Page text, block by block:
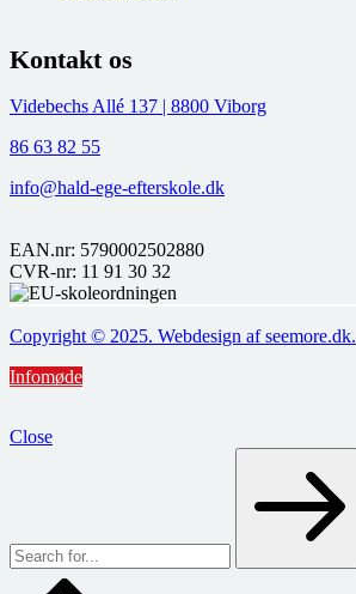
Kontakt os
Videbechs Allé 137 | 8800 Viborg
86 63 82 55
info@hald-ege-efterskole.dk
EAN.nr: 5790002502880
CVR-nr: 11 91 30 32
Copyright © 2025. Webdesign af seemore.dk.
Infomøde
Close